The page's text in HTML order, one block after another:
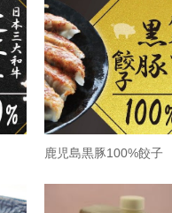
鹿児島黒豚100%餃子